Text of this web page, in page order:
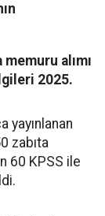
alımı
2025.
yayınlanan
zabıta
60 KPSS ile